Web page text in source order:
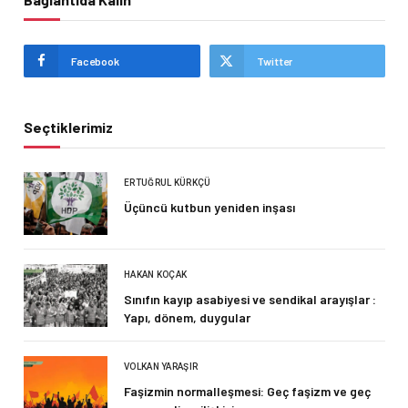
Facebook Twitter
Seçtiklerimiz
ERTUĞRUL KÜRKÇÜ
Üçüncü kutbun yeniden inşası
HAKAN KOÇAK
Sınıfın kayıp asabiyesi ve sendikal arayışlar :
Yapı, dönem, duygular
VOLKAN YARAŞIR
Faşizmin normalleşmesi: Geç faşizm ve geç